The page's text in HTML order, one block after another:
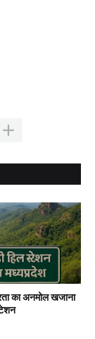
का अनमोल खजाना